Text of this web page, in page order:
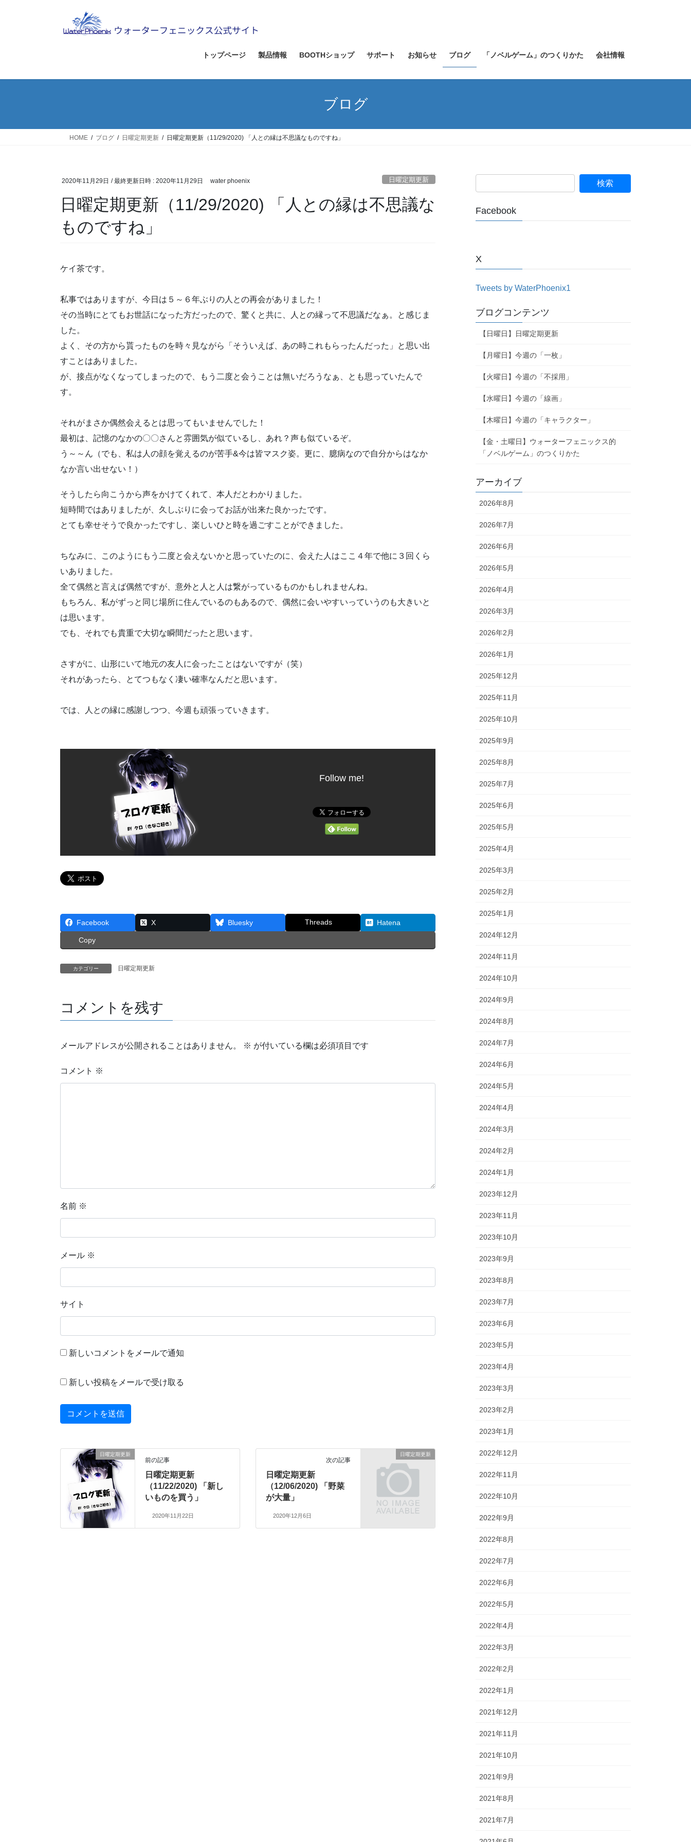
ス
ン
トップページ 製品情報 BOOTHショップ サポート お知らせ ブログ 「ノベルゲーム」のつくりかた 会社情報
ブログ
HOME ブログ 日曜定期更新 日曜定期更新（11/29/2020) 「人との縁は不思議なものですね」
2020年11月29日 / 最終更新日時 : 2020年11月29日 water phoenix 日曜定期更新
日曜定期更新（11/29/2020) 「人との縁は不思議な
ものですね」
ケイ茶です。
私事ではありますが、今日は５～６年ぶりの人との再会がありました！
その当時にとてもお世話になった方だったので、驚くと共に、人との縁って不思議だなぁ。と感じま
した。
よく、その方から貰ったものを時々見ながら「そういえば、あの時これもらったんだった」と思い出
すことはありました。
が、接点がなくなってしまったので、もう二度と会うことは無いだろうなぁ、とも思っていたんで
す。
それがまさか偶然会えるとは思ってもいませんでした！
最初は、記憶のなかの〇〇さんと雰囲気が似ているし、あれ？声も似ているぞ。
う～～ん（でも、私は人の顔を覚えるのが苦手&今は皆マスク姿。更に、臆病なので自分からはなか
なか言い出せない！）
そうしたら向こうから声をかけてくれて、本人だとわかりました。
短時間ではありましたが、久しぶりに会ってお話が出来た良かったです。
とても幸せそうで良かったですし、楽しいひと時を過ごすことができました。
ちなみに、このようにもう二度と会えないかと思っていたのに、会えた人はここ４年で他に３回くら
いありました。
全て偶然と言えば偶然ですが、意外と人と人は繋がっているものかもしれませんね。
もちろん、私がずっと同じ場所に住んでいるのもあるので、偶然に会いやすいっていうのも大きいと
は思います。
でも、それでも貴重で大切な瞬間だったと思います。
さすがに、山形にいて地元の友人に会ったことはないですが（笑）
それがあったら、とてつもなく凄い確率なんだと思います。
では、人との縁に感謝しつつ、今週も頑張っていきます。
Follow me!
Facebook X Bluesky Threads Hatena
Copy
カテゴリー 日曜定期更新
コメントを残す
メールアドレスが公開されることはありません。 ※ が付いている欄は必須項目です
コメント ※
名前 ※
メール ※
サイト
新しいコメントをメールで通知
新しい投稿をメールで受け取る
日曜定期更新
前の記事
日曜定期更新
（11/22/2020) 「新し
いものを買う」
2020年11月22日
日曜定期更新
次の記事
日曜定期更新
（12/06/2020) 「野菜
が大量」
2020年12月6日
Facebook
X
Tweets by WaterPhoenix1
ブログコンテンツ
【日曜日】日曜定期更新
【月曜日】今週の「一枚」
【火曜日】今週の「不採用」
【水曜日】今週の「線画」
【木曜日】今週の「キャラクター」
【金・土曜日】ウォーターフェニックス的
「ノベルゲーム」のつくりかた
アーカイブ
2026年8月
2026年7月
2026年6月
2026年5月
2026年4月
2026年3月
2026年2月
2026年1月
2025年12月
2025年11月
2025年10月
2025年9月
2025年8月
2025年7月
2025年6月
2025年5月
2025年4月
2025年3月
2025年2月
2025年1月
2024年12月
2024年11月
2024年10月
2024年9月
2024年8月
2024年7月
2024年6月
2024年5月
2024年4月
2024年3月
2024年2月
2024年1月
2023年12月
2023年11月
2023年10月
2023年9月
2023年8月
2023年7月
2023年6月
2023年5月
2023年4月
2023年3月
2023年2月
2023年1月
2022年12月
2022年11月
2022年10月
2022年9月
2022年8月
2022年7月
2022年6月
2022年5月
2022年4月
2022年3月
2022年2月
2022年1月
2021年12月
2021年11月
2021年10月
2021年9月
2021年8月
2021年7月